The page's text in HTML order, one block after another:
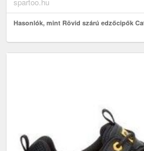
Hasonlók, mint Rövid szárú edzőcipők